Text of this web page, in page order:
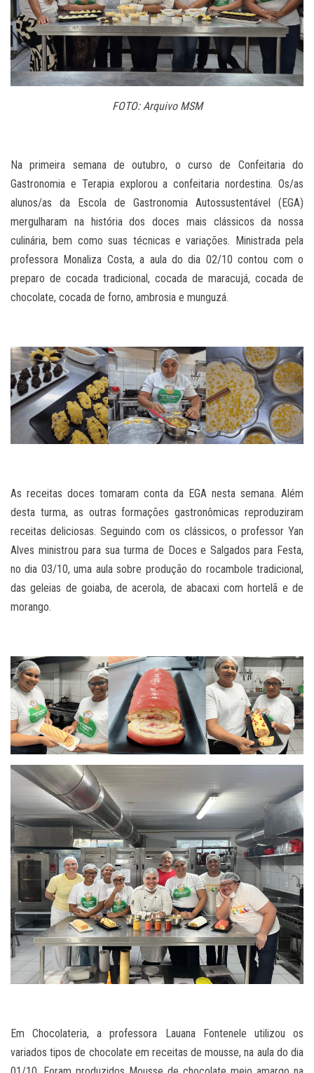
FOTO: Arquivo MSM
Na primeira semana de outubro, o curso de Confeitaria do
Gastronomia e Terapia explorou a confeitaria nordestina. Os/as
alunos/as da Escola de Gastronomia Autossustentável (EGA)
mergulharam na história dos doces mais clássicos da nossa
culinária, bem como suas técnicas e variações. Ministrada pela
professora Monaliza Costa, a aula do dia 02/10 contou com o
preparo de cocada tradicional, cocada de maracujá, cocada de
chocolate, cocada de forno, ambrosia e munguzá.
As receitas doces tomaram conta da EGA nesta semana. Além
desta turma, as outras formações gastronômicas reproduziram
receitas deliciosas. Seguindo com os clássicos, o professor Yan
Alves ministrou para sua turma de Doces e Salgados para Festa,
no dia 03/10, uma aula sobre produção do rocambole tradicional,
das geleias de goiaba, de acerola, de abacaxi com hortelã e de
morango.
Em Chocolateria, a professora Lauana Fontenele utilizou os
variados tipos de chocolate em receitas de mousse, na aula do dia